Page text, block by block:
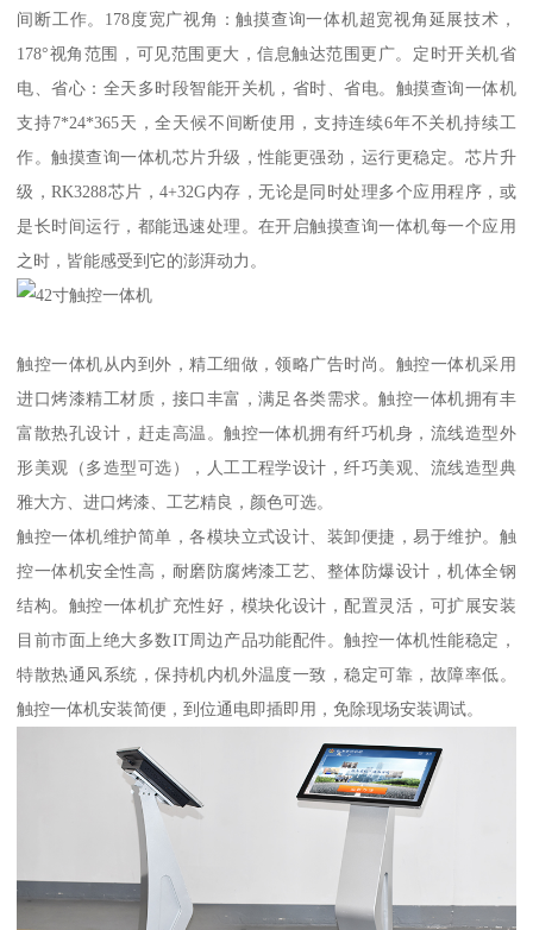
间断工作。178度宽广视角：触摸查询一体机超宽视角延展技术，
178°视角范围，可见范围更大，信息触达范围更广。定时开关机省
电、省心：全天多时段智能开关机，省时、省电。触摸查询一体机
支持7*24*365天，全天候不间断使用，支持连续6年不关机持续工
作。触摸查询一体机芯片升级，性能更强劲，运行更稳定。芯片升
级，RK3288芯片，4+32G内存，无论是同时处理多个应用程序，或
是长时间运行，都能迅速处理。在开启触摸查询一体机每一个应用
之时，皆能感受到它的澎湃动力。
触控一体机从内到外，精工细做，领略广告时尚。触控一体机采用
进口烤漆精工材质，接口丰富，满足各类需求。触控一体机拥有丰
富散热孔设计，赶走高温。触控一体机拥有纤巧机身，流线造型外
形美观（多造型可选），人工工程学设计，纤巧美观、流线造型典
雅大方、进口烤漆、工艺精良，颜色可选。
触控一体机维护简单，各模块立式设计、装卸便捷，易于维护。触
控一体机安全性高，耐磨防腐烤漆工艺、整体防爆设计，机体全钢
结构。触控一体机扩充性好，模块化设计，配置灵活，可扩展安装
目前市面上绝大多数IT周边产品功能配件。触控一体机性能稳定，
特散热通风系统，保持机内机外温度一致，稳定可靠，故障率低。
触控一体机安装简便，到位通电即插即用，免除现场安装调试。